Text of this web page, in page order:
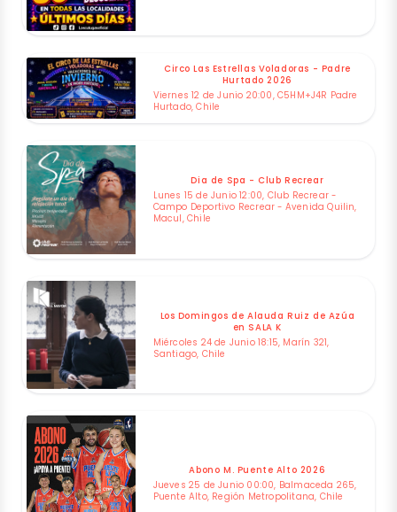
Circo Las Estrellas Voladoras - Padre
Hurtado 2026
Viernes 12 de Junio 20:00, C5HM+J4R Padre
Hurtado, Chile
Dia de Spa - Club Recrear
Lunes 15 de Junio 12:00, Club Recrear -
Campo Deportivo Recrear - Avenida Quilin,
Macul, Chile
Los Domingos de Alauda Ruiz de Azúa
en SALA K
Miércoles 24 de Junio 18:15, Marín 321,
Santiago, Chile
Abono M. Puente Alto 2026
Jueves 25 de Junio 00:00, Balmaceda 265,
Puente Alto, Región Metropolitana, Chile